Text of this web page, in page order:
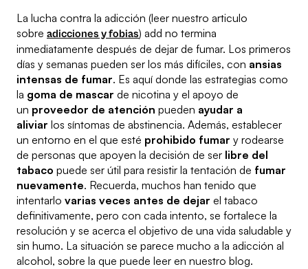
La lucha contra la adicción (leer nuestro articulo
sobre adicciones y fobias) add no termina
inmediatamente después de dejar de fumar. Los primeros
días y semanas pueden ser los más difíciles, con ansias
intensas de fumar. Es aquí donde las estrategias como
la goma de mascar de nicotina y el apoyo de
un proveedor de atención pueden ayudar a
aliviar los síntomas de abstinencia. Además, establecer
un entorno en el que esté prohibido fumar y rodearse
de personas que apoyen la decisión de ser libre del
tabaco puede ser útil para resistir la tentación de fumar
nuevamente. Recuerda, muchos han tenido que
intentarlo varias veces antes de dejar el tabaco
definitivamente, pero con cada intento, se fortalece la
resolución y se acerca el objetivo de una vida saludable y
sin humo. La situación se parece mucho a la adicción al
alcohol, sobre la que puede leer en nuestro blog.